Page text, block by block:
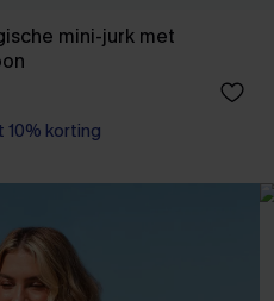
mini-jurk met
10% korting
10% korting